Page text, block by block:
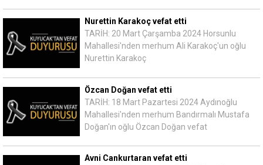
Nurettin Karakoç vefat etti
TARİH: 20 Mart Çarşamba 2024 Horsunlu
Mahallesi'nden merhum Ali Karakoç'un oğlu
Nurettin Karakoç
Özcan Doğan vefat etti
TARİH: 18 Mart Pazartesi 2024 Aydınoğlu
Mahallesi'nden merhum Bandırmalı Mustafa
Doğan'ın oğlu Özcan Doğan vefat
Avni Cankurtaran vefat etti